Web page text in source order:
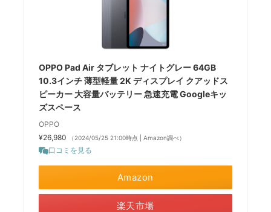
OPPO Pad Air タブレット ナイトグレー 64GB
10.3インチ 薄型軽量 2K ディスプレイ クアッドス
ピーカー 大容量バッテリー 急速充電 Googleキッ
ズスペース
OPPO
¥26,980
（2024/05/25 21:00時点 | Amazon調べ）
口コミを見る
Amazon
楽天市場